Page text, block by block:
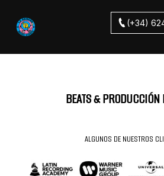
(+34)
BEATS &
ALGUNOS DE NUESTROS